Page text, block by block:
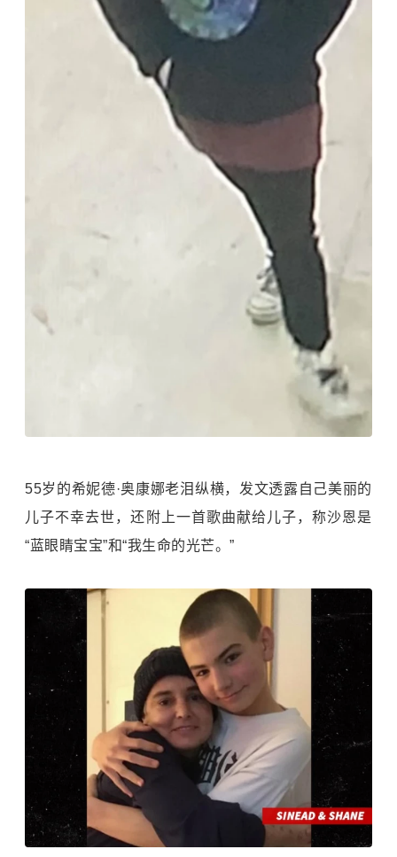
55岁的希妮德·奥康娜老泪纵横，发文透露自己美丽的
儿子不幸去世，还附上一首歌曲献给儿子，称沙恩是
“蓝眼睛宝宝”和“我生命的光芒。”